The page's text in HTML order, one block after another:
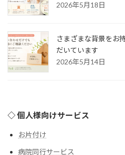
2026年5月18日
さまざまな背景をお
だいています
2026年5月14日
◇ 個人様向けサービス
お片付け
病院同行サービス